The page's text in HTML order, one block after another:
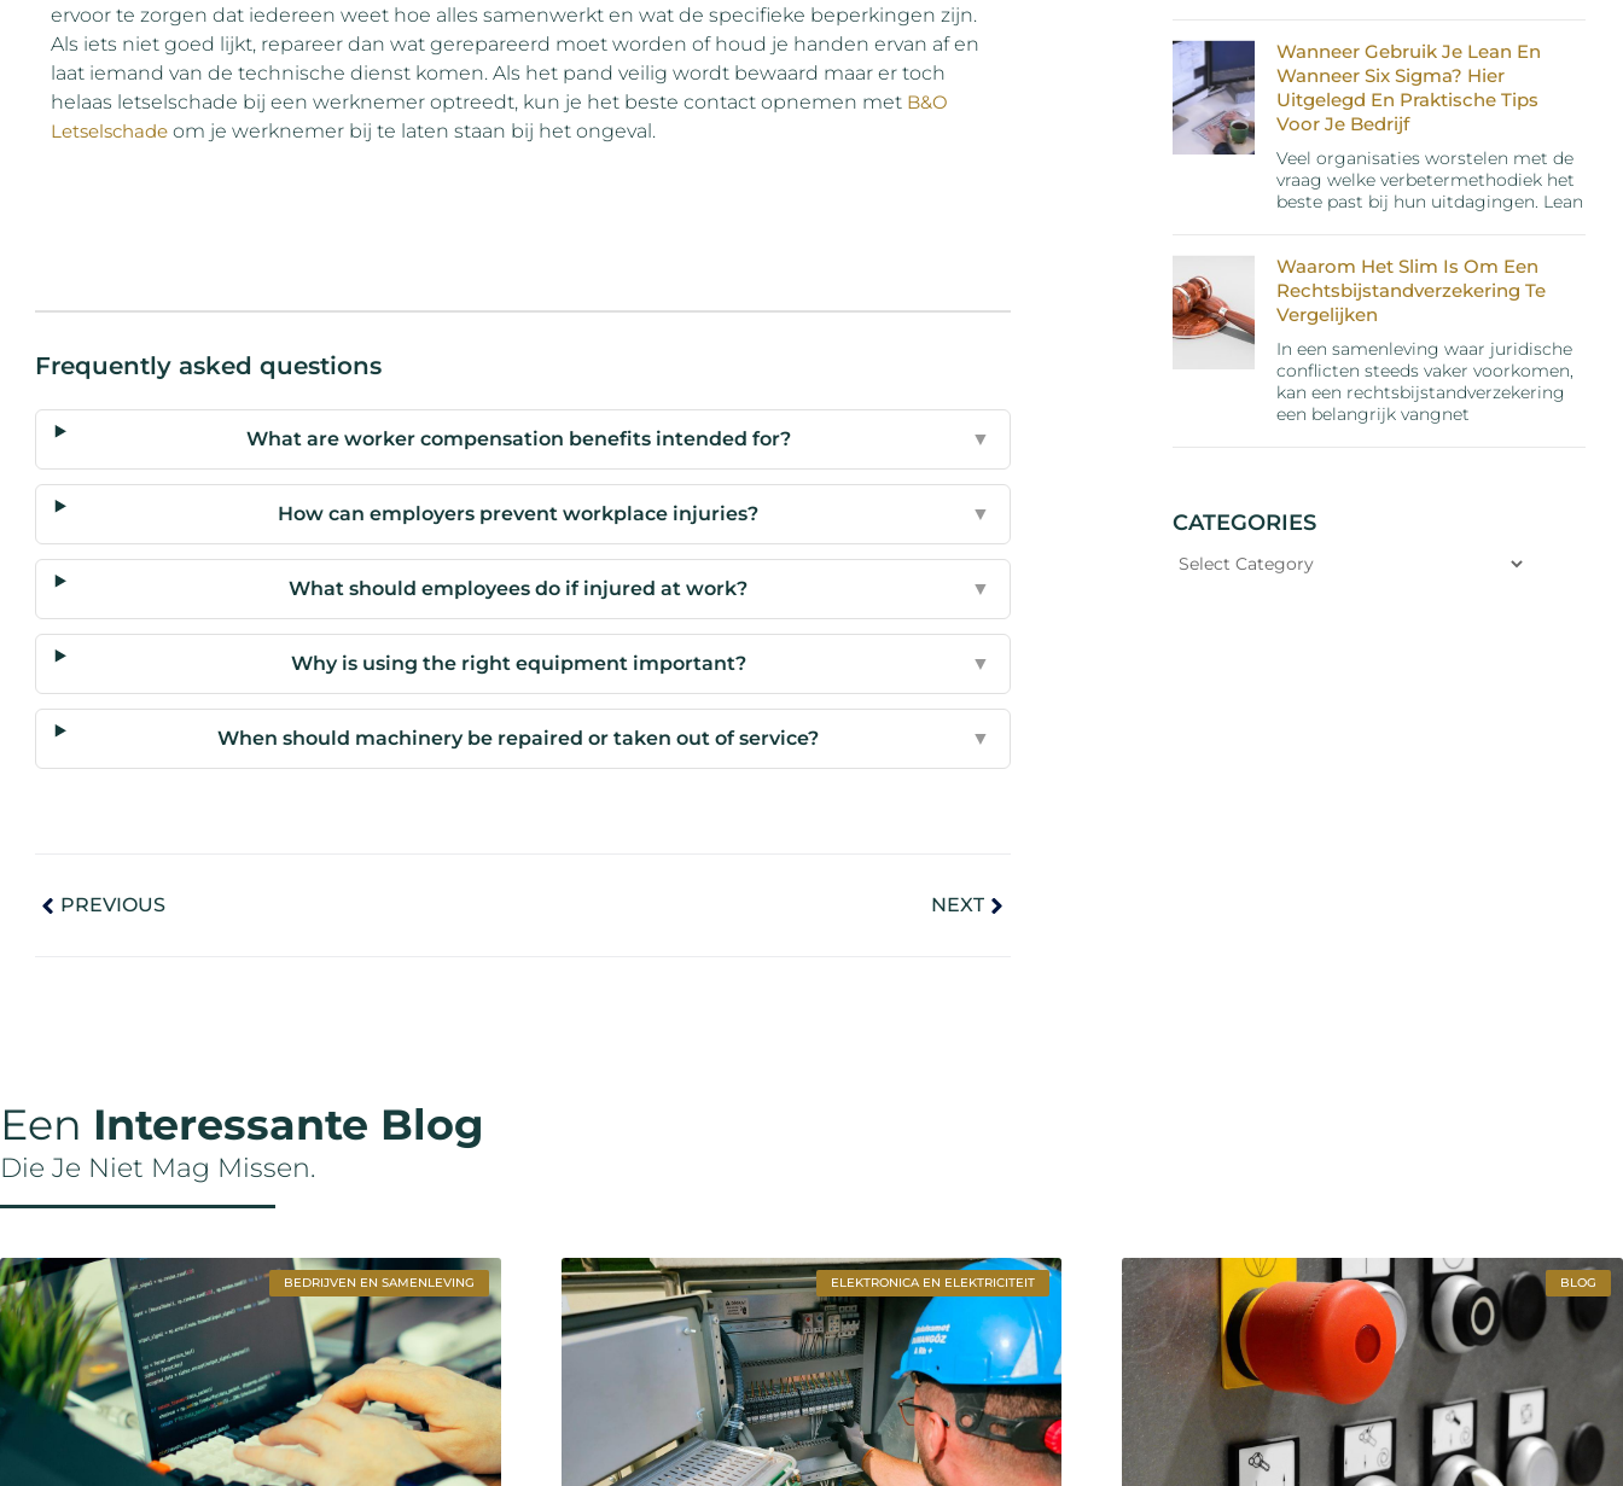
ervoor te zorgen dat iedereen weet hoe alles samenwerkt en wat de specifieke beperkingen zijn.
Als iets niet goed lijkt, repareer dan wat gerepareerd moet worden of houd je handen ervan af en
laat iemand van de technische dienst komen. Als het pand veilig wordt bewaard maar er toch
helaas letselschade bij een werknemer optreedt, kun je het beste contact opnemen met B&O
Letselschadeom je werknemer bij te laten staan ​​bij het ongeval.
Frequently asked questions
What are worker compensation benefits intended for? ▼
How can employers prevent workplace injuries? ▼
What should employees do if injured at work? ▼
Why is using the right equipment important? ▼
When should machinery be repaired or taken out of service? ▼
PREVIOUS NEXT
Wanneer Gebruik Je Lean En
Wanneer Six Sigma? Hier
Uitgelegd En Praktische Tips
Voor Je Bedrijf
Veel organisaties worstelen met de
vraag welke verbetermethodiek het
beste past bij hun uitdagingen. Lean
Waarom Het Slim Is Om Een
Rechtsbijstandverzekering Te
Vergelijken
In een samenleving waar juridische
conflicten steeds vaker voorkomen,
kan een rechtsbijstandverzekering
een belangrijk vangnet
CATEGORIES
Een Interessante Blog
Die Je Niet Mag Missen.
BEDRIJVEN EN SAMENLEVING ELEKTRONICA EN ELEKTRICITEIT BLOG